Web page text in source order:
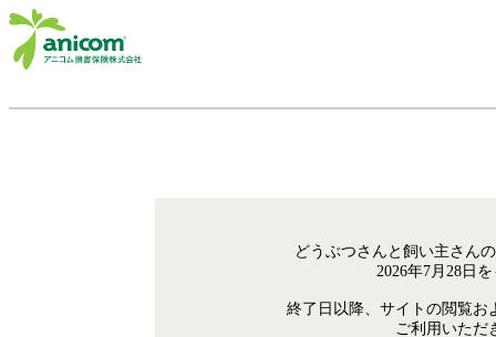
どうぶつさんと飼い主さん
2026年7月28日
終了日以降、サイトの閲覧お
ご利用いただ